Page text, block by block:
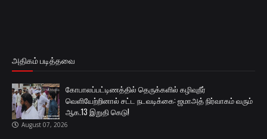
அதிகம் படித்தவை
கோபாலப்பட்டிணத்தில் தெருக்களில் கழிவுநீர்
வெளியேற்றினால் சட்ட நடவடிக்கை: ஜமாஅத் நிர்வாகம் வரும்
ஆக.13 இறுதி கெடு!
August 07, 2026